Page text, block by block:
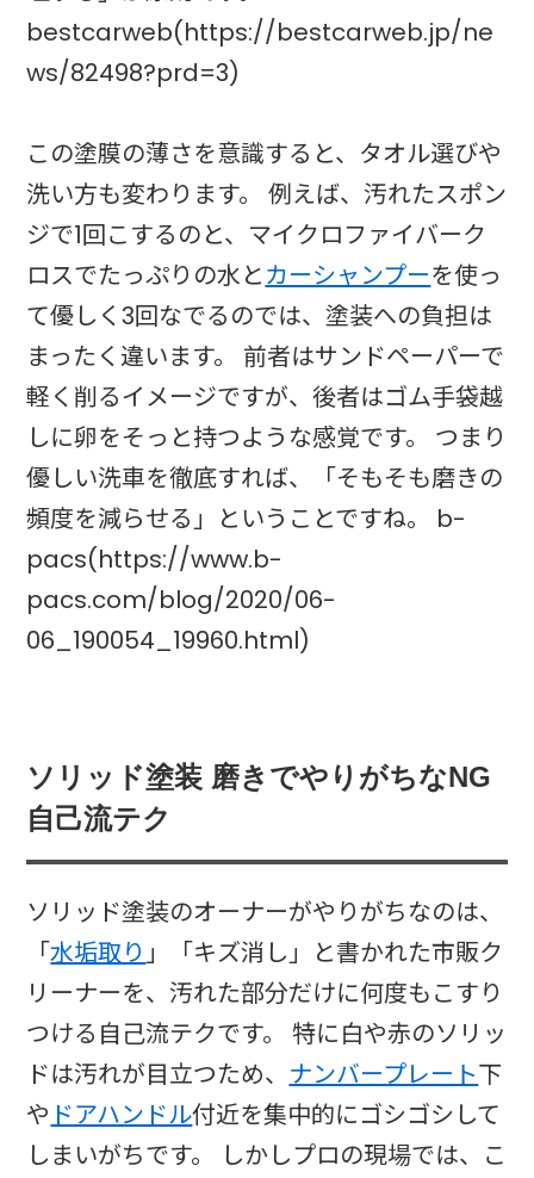
bestcarweb(https://bestcarweb.jp/ne
ws/82498?prd=3)
この塗膜の薄さを意識すると、タオル選びや
洗い方も変わります。 例えば、汚れたスポン
ジで1回こするのと、マイクロファイバーク
ロスでたっぷりの水とカーシャンプーを使っ
て優しく3回なでるのでは、塗装への負担は
まったく違います。 前者はサンドペーパーで
軽く削るイメージですが、後者はゴム手袋越
しに卵をそっと持つような感覚です。 つまり
優しい洗車を徹底すれば、「そもそも磨きの
頻度を減らせる」ということですね。 b-
pacs(https://www.b-
pacs.com/blog/2020/06-
06_190054_19960.html)
ソリッド塗装 磨きでやりがちなNG
自己流テク
ソリッド塗装のオーナーがやりがちなのは、
「水垢取り」「キズ消し」と書かれた市販ク
リーナーを、汚れた部分だけに何度もこすり
つける自己流テクです。 特に白や赤のソリッ
ドは汚れが目立つため、 ナンバープレート下
や ドアハンドル付近を集中的にゴシゴシして
しまいがちです。 しかしプロの現場では、こ